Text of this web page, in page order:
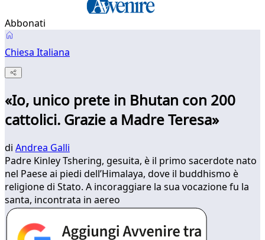
Abbonati
Chiesa Italiana
«Io, unico prete in Bhutan con 200
cattolici. Grazie a Madre Teresa»
di Andrea Galli
Padre Kinley Tshering, gesuita, è il primo sacerdote nato
nel Paese ai piedi dell’Himalaya, dove il buddhismo è
religione di Stato. A incoraggiare la sua vocazione fu la
santa, incontrata in aereo